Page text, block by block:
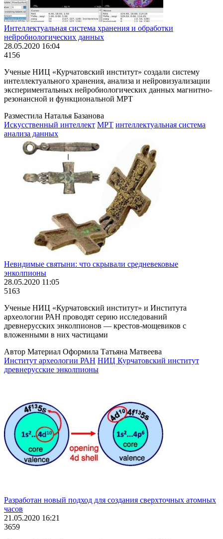
Интеллектуальная система хранения и обработки
нейробиологических данных
28.05.2020 16:04
4156
Ученые НИЦ «Курчатовский институт» создали систему
интеллектуального хранения, анализа и нейровизуализации
экспериментальных нейробиологических данных магнитно-
резонансной и функциональной МРТ
Разместила Наталья Базанова
Искусственный интеллект МРТ интеллектуальная система
анализа данных
Невидимые святыни: что скрывали средневековые
энколпионы
28.05.2020 11:05
5163
Ученые НИЦ «Курчатовский институт» и Института
археологии РАН проводят серию исследований
древнерусских энколпионов — крестов-мощевиков с
вложенными в них частицами
Автор Материал Оформила Татьяна Матвеева
Институт археологии РАН НИЦ Курчатовский институт
древнерусские энколпионы
Разработан новый подход для создания сверхточных атомных
часов
21.05.2020 16:21
3659